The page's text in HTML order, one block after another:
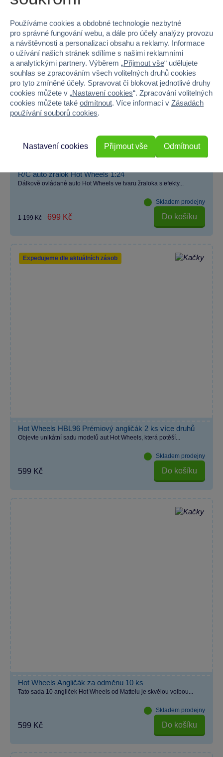
−42 %
AKČNÍ CENA
R/C auto žralok Hot Wheels 1:24
Dálkově ovládané auto Hot Wheels ve tvaru žraloka s efekty...
Skladem prodejny
1 199 Kč 699 Kč Do košíku
Expedujeme dle aktuálních zásob
Hot Wheels HBL96 Prémiový angličák 2 ks více druhů
Objevte unikátní sadu modelů aut Hot Wheels, která potěší...
Skladem prodejny
599 Kč Do košíku
Hot Wheels Angličák za odměnu 10 ks
Tato sada 10 angliček Hot Wheels od Mattelu je skvělou volbou...
Skladem prodejny
599 Kč Do košíku
Používáme cookies a obdobné technologie nezbytné
pro správné fungování webu, a dále pro účely analýzy provozu
a návštěvnosti a personalizaci obsahu a reklamy. Informace
o užívání našich stránek sdílíme s našimi reklamními
a analytickými partnery. Výběrem „Přijmout vše“ udělujete
souhlas se zpracováním všech volitelných druhů cookies
pro tyto zmíněné účely. Spravovat či blokovat jednotlivé druhy
cookies můžete v „Nastavení cookies“. Zpracování volitelných
cookies můžete také odmítnout. Více informací v Zásadách
používání souborů cookies.
Odmítnout
Nastavení cookies Přijmout vše